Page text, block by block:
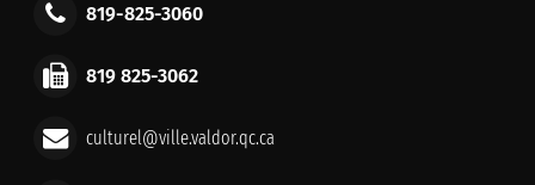
819-825-3060
819 825-3062
culturel@ville.valdor.qc.ca